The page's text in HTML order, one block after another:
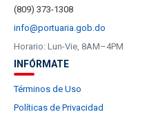
(809) 373-1308
info@portuaria.gob.do
Horario: Lun-Vie, 8AM–4PM
INFÓRMATE
Términos de Uso
Políticas de Privacidad